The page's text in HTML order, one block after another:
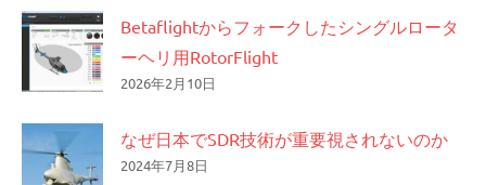
Betaflightからフォークしたシングルロータ
ーヘリ用RotorFlight
2026年2月10日
なぜ日本でSDR技術が重要視されないのか
2024年7月8日